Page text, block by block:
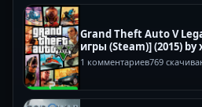
Grand Theft Auto V
игры (Steam)] (2015) by
1 комментариев769